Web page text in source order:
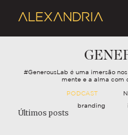
#GenerousLab é uma imersão
mente e a alma com
PODCAST
branding
Últimos posts